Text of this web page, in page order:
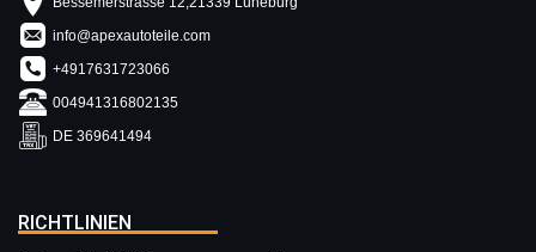
info@apexautoteile.com
+4917631723066
004941316802135
DE 369641494
RICHTLINIEN